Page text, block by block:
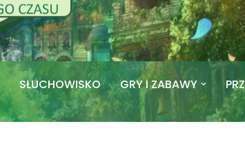
SŁUCHOWISKO GRY I ZABAWY